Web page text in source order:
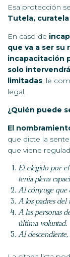
Esa protección
Tutela,
En caso de
que va a ser su
incapacitación
solo
limitadas, le
legal.
¿Quién puede
El
que dicte la
que viene
El elegido por el
tenia plena
Al cónyuge que
A los padres del
A las personas
última voluntad.
Al descendiente,